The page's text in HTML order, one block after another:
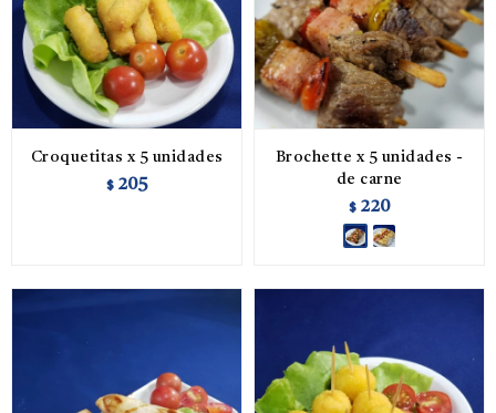
Croquetitas x 5 unidades
$ 205
Brochette x 5 unidades -
de carne
$ 220